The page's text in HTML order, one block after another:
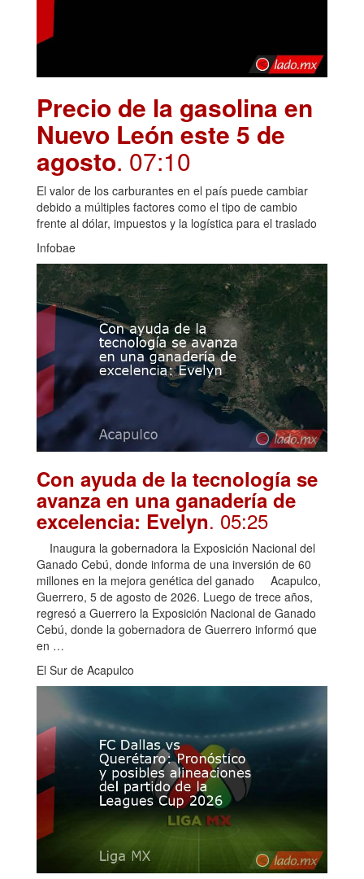
Precio de la gasolina en
Nuevo León este 5 de
agosto. 07:10
El valor de los carburantes en el país puede cambiar
debido a múltiples factores como el tipo de cambio
frente al dólar, impuestos y la logística para el traslado
Infobae
Con ayuda de la tecnología se
avanza en una ganadería de
excelencia: Evelyn. 05:25
Inaugura la gobernadora la Exposición Nacional del
Ganado Cebú, donde informa de una inversión de 60
millones en la mejora genética del ganado Acapulco,
Guerrero, 5 de agosto de 2026. Luego de trece años,
regresó a Guerrero la Exposición Nacional de Ganado
Cebú, donde la gobernadora de Guerrero informó que
en …
El Sur de Acapulco